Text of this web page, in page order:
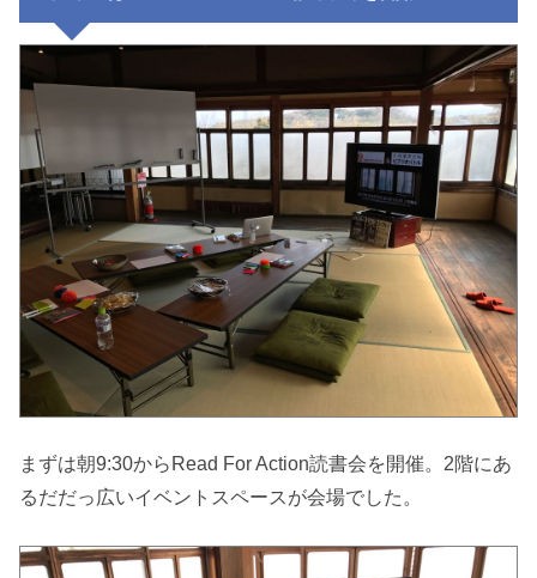
まずは朝9:30からRead For Action読書会を開催。2階にあ
るだだっ広いイベントスペースが会場でした。